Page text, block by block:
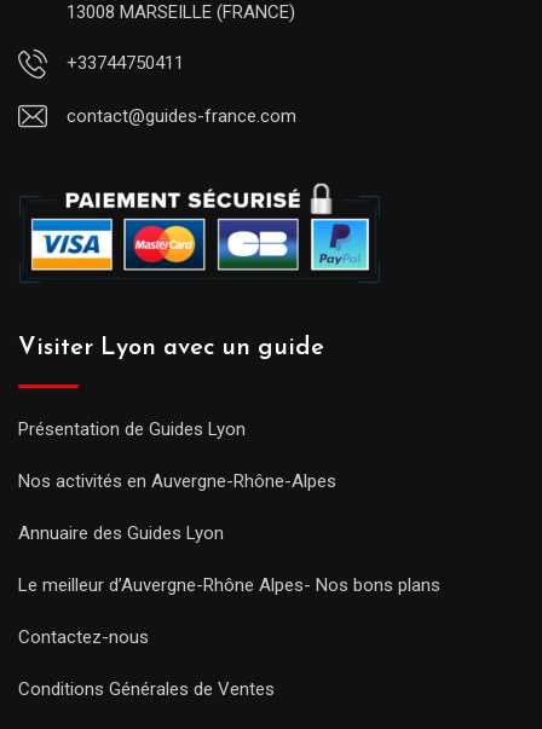
13008 MARSEILLE (FRANCE)
+33744750411
contact@guides-france.com
Visiter Lyon avec un guide
Présentation de Guides Lyon
Nos activités en Auvergne-Rhône-Alpes
Annuaire des Guides Lyon
Le meilleur d’Auvergne-Rhône Alpes- Nos bons plans
Contactez-nous
Conditions Générales de Ventes